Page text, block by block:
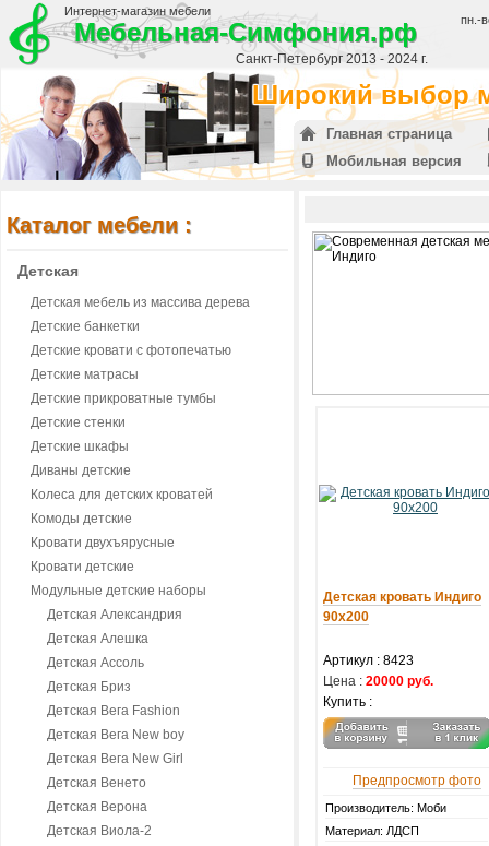
Интернет-магазин мебели
Мебельная-Симфония.рф
Санкт-Петербург 2013 - 2024 г.
пн.-
Широкий выбор
Главная страница
Мобильная версия
Каталог мебели :
Детская
Детская мебель из массива дерева
Детские банкетки
Детские кровати с фотопечатью
Детские матрасы
Детские прикроватные тумбы
Детские стенки
Детские шкафы
Диваны детские
Колеса для детских кроватей
Комоды детские
Кровати двухъярусные
Кровати детские
Модульные детские наборы
Детская Александрия
Детская Алешка
Детская Ассоль
Детская Бриз
Детская Вега Fashion
Детская Вега New boy
Детская Вега New Girl
Детская Венето
Детская Верона
Детская Виола-2
Детская кровать Индиго
90х200
Артикул : 8423
Цена : 20000 руб.
Купить :
Предпросмотр фото
Производитель: Моби
Материал: ЛДСП